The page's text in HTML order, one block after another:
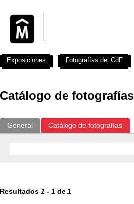
Catálogo de fotografías
General Catálogo de fotografías
Resultados 1 - 1 de 1
Exposiciones Fotografías del CdF